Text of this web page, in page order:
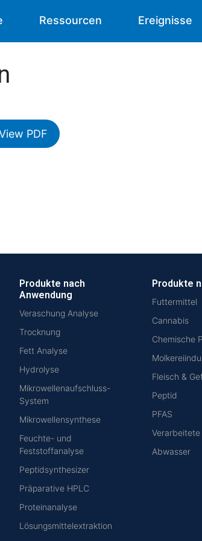
Ressourcen Ereignisse
PDF
Produkte nach
Anwendung
Veraschung Analyse
Trocknung
Fett Analyse
Hydrolyse
Mikrowellenaufschluss-
System
Mikrowellensynthese
Feuchte- und
Feststoffanalyse
Peptidsynthesizer
Präparative HPLC
Proteinanalyse
Lösungsmittelextraktion
Produkte
Futtermittel
Cannabis
Chemische
Fleisch &
Peptid
PFAS
Abwasser